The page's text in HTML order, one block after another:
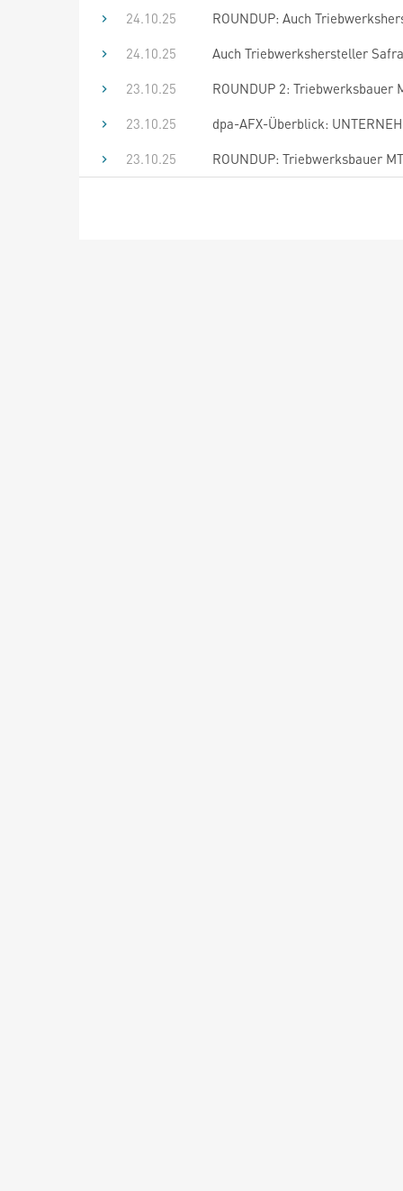
24.10.25
ROUNDUP: Auch
24.10.25
Auch Triebwerkshersteller
23.10.25
ROUNDUP 2:
23.10.25
dpa-AFX-Überblick:
23.10.25
ROUNDUP: Triebwerksbauer